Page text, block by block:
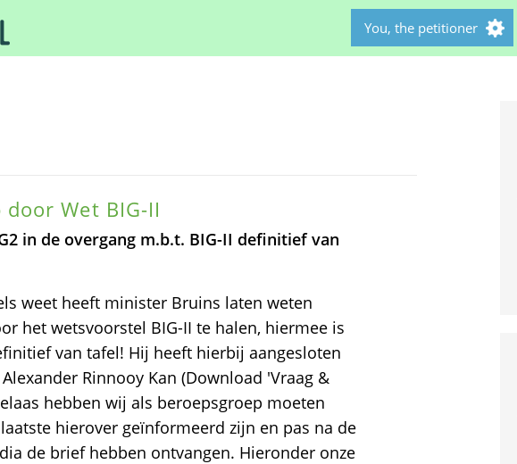
You, the petitioner
Wet BIG-II
in de overgang m.b.t. BIG-II definitief van
weet heeft minister Bruins laten weten
het wetsvoorstel BIG-II te halen, hiermee is
van tafel! Hij heeft hierbij aangesloten
Rinnooy Kan (Download 'Vraag &
hebben wij als beroepsgroep moeten
hierover geïnformeerd zijn en pas na de
de brief hebben ontvangen. Hieronder onze